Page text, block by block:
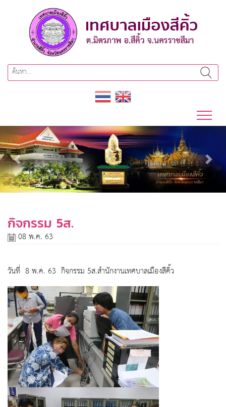
Previous Next
กิจกรรม 5ส.
08 พ.ค. 63
วันที่ 8 พ.ค. 63 กิจกรรม 5ส.สำนักงานเทศบาลเมืองสีคิ้ว